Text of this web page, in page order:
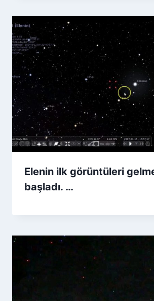
Elenin ilk görüntüleri
başladı. …